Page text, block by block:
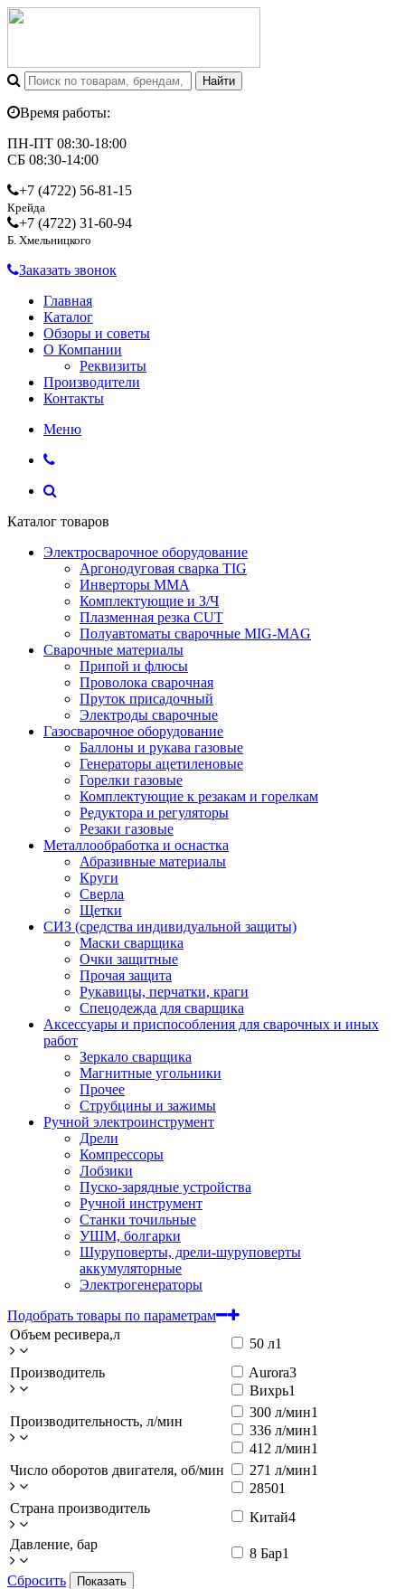
Время работы:
ПН-ПТ 08:30-18:00
СБ 08:30-14:00
+7 (4722) 56-81-15
Крейда
+7 (4722) 31-60-94
Б. Хмельницкого
Заказать звонок
Главная
Каталог
Обзоры и советы
О Компании
Реквизиты
Производители
Контакты
Меню
Каталог товаров
Электросварочное оборудование
Аргонодуговая сварка TIG
Инверторы ММА
Комплектующие и З/Ч
Плазменная резка CUT
Полуавтоматы сварочные MIG-MAG
Сварочные материалы
Припой и флюсы
Проволока сварочная
Пруток присадочный
Электроды сварочные
Газосварочное оборудование
Баллоны и рукава газовые
Генераторы ацетиленовые
Горелки газовые
Комплектующие к резакам и горелкам
Редуктора и регуляторы
Резаки газовые
Металлообработка и оснастка
Абразивные материалы
Круги
Сверла
Щетки
СИЗ (средства индивидуальной защиты)
Маски сварщика
Очки защитные
Прочая защита
Рукавицы, перчатки, краги
Спецодежда для сварщика
Аксессуары и приспособления для сварочных и иных
работ
Зеркало сварщика
Магнитные угольники
Прочее
Струбцины и зажимы
Ручной электроинструмент
Дрели
Компрессоры
Лобзики
Пуско-зарядные устройства
Ручной инструмент
Станки точильные
УШМ, болгарки
Шуруповерты, дрели-шуруповерты
аккумуляторные
Электрогенераторы
Подобрать товары по параметрам
Объем ресивера,л
50 л1
Производитель
Aurora3
Вихрь1
Производительность, л/мин
300 л/мин1
336 л/мин1
412 л/мин1
Число оборотов двигателя, об/мин
271 л/мин1
28501
Страна производитель
Китай4
Давление, бар
8 Бар1
Сбросить
Показать